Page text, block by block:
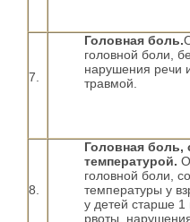
7.
Головная боль.
головной боли,
нарушения речи
травмой.
8.
Головная
температурой.
головной боли,
температуры у
у детей старше 1
рвоты,